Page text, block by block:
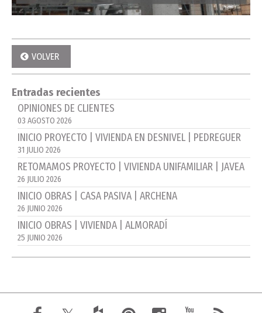
VOLVER
Entradas recientes
OPINIONES DE CLIENTES
03 AGOSTO 2026
INICIO PROYECTO | VIVIENDA EN DESNIVEL | PEDREGUER
31 JULIO 2026
RETOMAMOS PROYECTO | VIVIENDA UNIFAMILIAR | JAVEA
26 JULIO 2026
INICIO OBRAS | CASA PASIVA | ARCHENA
26 JUNIO 2026
INICIO OBRAS | VIVIENDA | ALMORADÍ
25 JUNIO 2026